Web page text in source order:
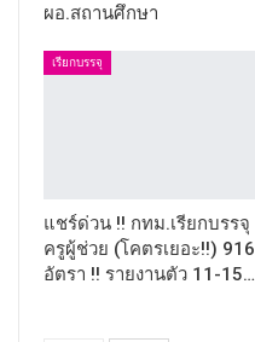
ผอ.สถานศึกษา
เรียกบรรจุ
แชร์ด่วน !! กทม.เรียกบรรจุ
ครูผู้ช่วย (โคตรเยอะ!!) 916
อัตรา !! รายงานตัว 11-15…